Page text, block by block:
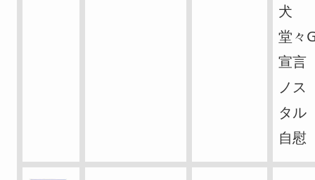
犬
堂々
宣言
ノス
タル
自慰